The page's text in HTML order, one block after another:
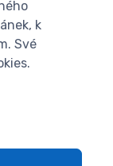
od smlouvy
k
Své